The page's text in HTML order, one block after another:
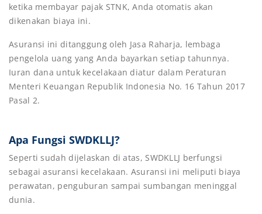
ketika membayar pajak STNK, Anda otomatis akan
dikenakan biaya ini.
Asuransi ini ditanggung oleh Jasa Raharja, lembaga
pengelola uang yang Anda bayarkan setiap tahunnya.
Iuran dana untuk kecelakaan diatur dalam Peraturan
Menteri Keuangan Republik Indonesia No. 16 Tahun 2017
Pasal 2.
Apa Fungsi SWDKLLJ?
Seperti sudah dijelaskan di atas, SWDKLLJ berfungsi
sebagai asuransi kecelakaan. Asuransi ini meliputi biaya
perawatan, penguburan sampai sumbangan meninggal
dunia.